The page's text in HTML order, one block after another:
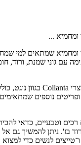
...
שמתאים למי שמחפשת
שמנת, ורוד, חום, לבן
נוספים שמתאימים
כדאי להכיר גם את
להמשיך גם אל
לנשים כדי למצוא דגמים